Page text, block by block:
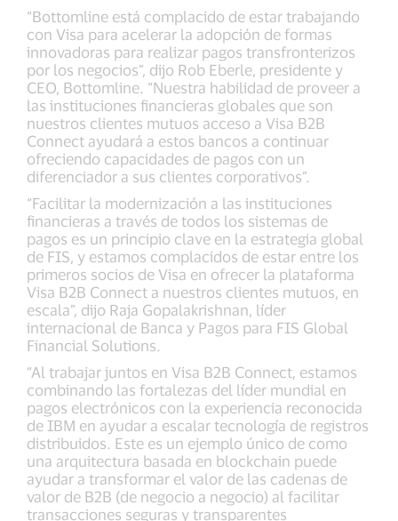
“Bottomline está complacido de estar trabajando
con Visa para acelerar la adopción de formas
innovadoras para realizar pagos transfronterizos
por los negocios”, dijo Rob Eberle, presidente y
CEO, Bottomline. “Nuestra habilidad de proveer a
las instituciones financieras globales que son
nuestros clientes mutuos acceso a Visa B2B
Connect ayudará a estos bancos a continuar
ofreciendo capacidades de pagos con un
diferenciador a sus clientes corporativos”.
“Facilitar la modernización a las instituciones
financieras a través de todos los sistemas de
pagos es un principio clave en la estrategia global
de FIS, y estamos complacidos de estar entre los
primeros socios de Visa en ofrecer la plataforma
Visa B2B Connect a nuestros clientes mutuos, en
escala”, dijo Raja Gopalakrishnan, líder
internacional de Banca y Pagos para FIS Global
Financial Solutions.
“Al trabajar juntos en Visa B2B Connect, estamos
combinando las fortalezas del líder mundial en
pagos electrónicos con la experiencia reconocida
de IBM en ayudar a escalar tecnología de registros
distribuidos. Este es un ejemplo único de como
una arquitectura basada en blockchain puede
ayudar a transformar el valor de las cadenas de
valor de B2B (de negocio a negocio) al facilitar
transacciones seguras y transparentes